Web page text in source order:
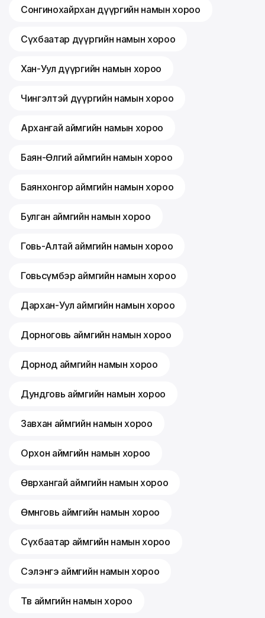
Сонгинохайрхан дүүргийн намын хороо
Сүхбаатар дүүргийн намын хороо
Хан-Уул дүүргийн намын хороо
Чингэлтэй дүүргийн намын хороо
Архангай аймгийн намын хороо
Баян-Өлгий аймгийн намын хороо
Баянхонгор аймгийн намын хороо
Булган аймгийн намын хороо
Говь-Алтай аймгийн намын хороо
Говьсүмбэр аймгийн намын хороо
Дархан-Уул аймгийн намын хороо
Дорноговь аймгийн намын хороо
Дорнод аймгийн намын хороо
Дундговь аймгийн намын хороо
Завхан аймгийн намын хороо
Орхон аймгийн намын хороо
Өвөрхангай аймгийн намын хороо
Өмнөговь аймгийн намын хороо
Сүхбаатар аймгийн намын хороо
Сэлэнгэ аймгийн намын хороо
Төв аймгийн намын хороо